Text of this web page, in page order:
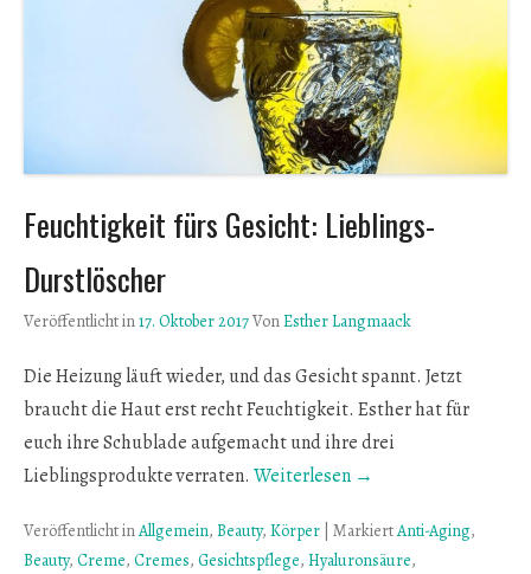
Feuchtigkeit fürs Gesicht: Lieblings-
Durstlöscher
Veröffentlicht in17. Oktober 2017VonEsther Langmaack
Die Heizung läuft wieder, und das Gesicht spannt. Jetzt
braucht die Haut erst recht Feuchtigkeit. Esther hat für
euch ihre Schublade aufgemacht und ihre drei
Lieblingsprodukte verraten. Weiterlesen →
Veröffentlicht inAllgemein, Beauty, Körper MarkiertAnti-Aging,
Beauty, Creme, Cremes, Gesichtspflege, Hyaluronsäure,